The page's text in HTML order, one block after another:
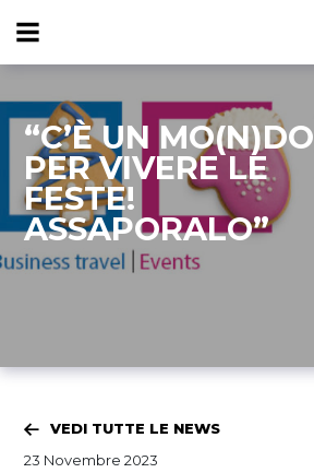
“C’È UN MO(N)DO
PER VIVERE LE
FESTE!
ASSAPORALO”
VEDI TUTTE LE NEWS
23 Novembre 2023